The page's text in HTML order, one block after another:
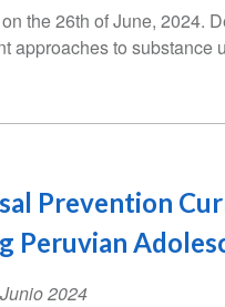
the 26th of June, 2024.
approaches to
Prevention
Peruvian
2024